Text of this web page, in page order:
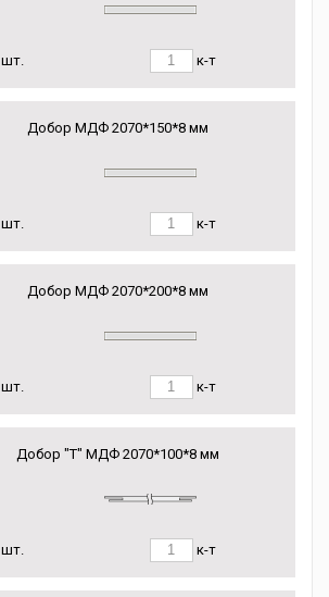
шт. к-т
Добор МДФ 2070*150*8 мм
шт. к-т
Добор МДФ 2070*200*8 мм
шт. к-т
Добор "Т" МДФ 2070*100*8 мм
шт. к-т